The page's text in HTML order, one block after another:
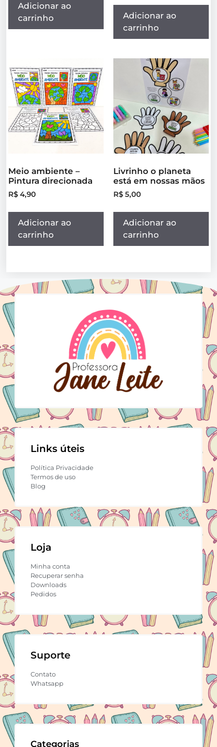
Adicionar ao
carrinho
Adicionar ao
carrinho
Meio ambiente –
Pintura direcionada
R$ 4,90
Adicionar ao
carrinho
Livrinho o planeta
está em nossas mãos
R$ 5,00
Adicionar ao
carrinho
Links úteis
Política Privacidade
Termos de uso
Blog
Loja
Minha conta
Recuperar senha
Downloads
Pedidos
Suporte
Contato
Whatsapp
Categorias